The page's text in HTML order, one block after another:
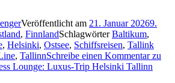
Veröffentlicht am 21. Januar 20269.
, FinnlandSchlagwörterBaltikum,
, Helsinki, Ostsee, Schiffsreisen, Tallink
, TallinnSchreibe einen Kommentarzu
Lounge: Luxus-Trip Helsinki Tallinn